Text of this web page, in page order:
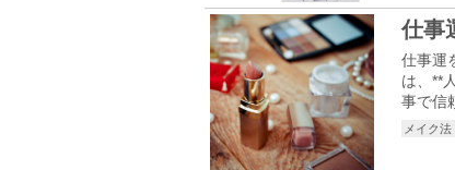
仕事
仕事運
は、**
事で信
メイク法